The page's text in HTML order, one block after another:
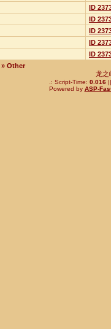
ID
ID
ID
ID
ID
» Other
龙之
.: Script-Time: 0.016||
Powered by ASP-